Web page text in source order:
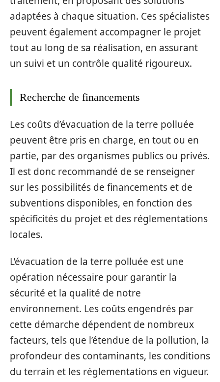
adaptées à chaque situation. Ces spécialistes
peuvent également accompagner le projet
tout au long de sa réalisation, en assurant
un suivi et un contrôle qualité rigoureux.
Recherche de financements
Les coûts d’évacuation de la terre polluée
peuvent être pris en charge, en tout ou en
partie, par des organismes publics ou privés.
Il est donc recommandé de se renseigner
sur les possibilités de financements et de
subventions disponibles, en fonction des
spécificités du projet et des réglementations
locales.
L’évacuation de la terre polluée est une
opération nécessaire pour garantir la
sécurité et la qualité de notre
environnement. Les coûts engendrés par
cette démarche dépendent de nombreux
facteurs, tels que l’étendue de la pollution, la
profondeur des contaminants, les conditions
du terrain et les réglementations en vigueur.